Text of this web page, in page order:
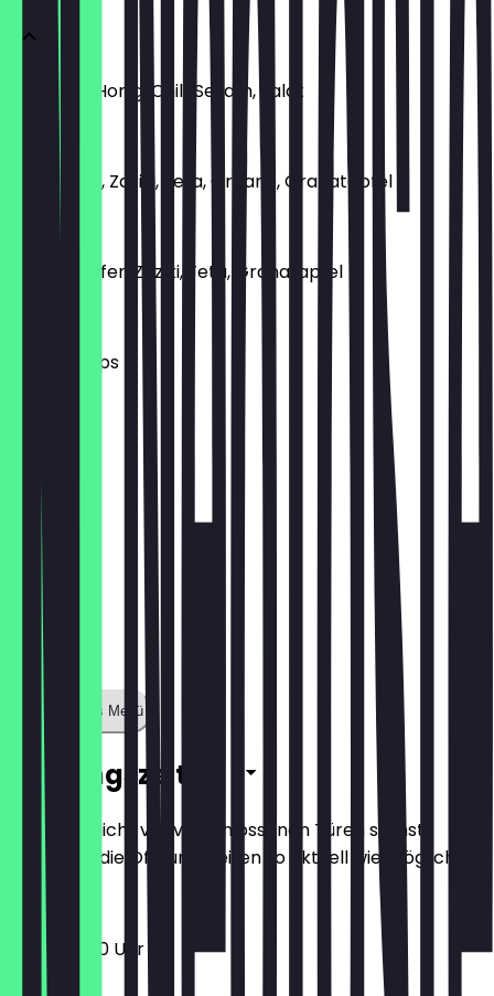
Saganaki, Honig, Chili, Sesam, Salat
6,50 €
Dolmadaki, Zaziki, Feta, Organo, Granatapfel
6,50 €
Zuchini Puffer, Zaziki, Feta, Granatapfel
Brot Mit Dips
Zeige ganzes Menü
Öffnungszeiten
Damit du nicht vor verschlossenen Türen stehst,
halten wir die Öffnungszeiten so aktuell wie möglich.
11:00 - 23:00 Uhr